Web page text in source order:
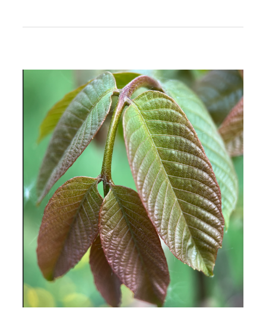
d
i
e
,
6
1
.
a
i
s
o
n
s
d
e
s
o
t
e
n
r